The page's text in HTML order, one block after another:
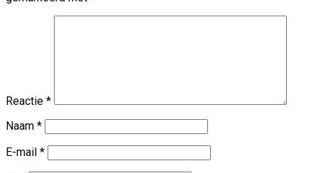
Reactie *
Naam *
E-mail *